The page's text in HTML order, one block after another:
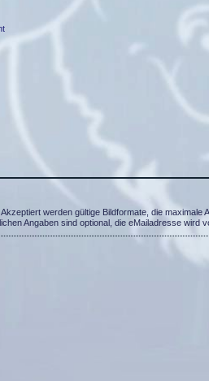
Akzeptiert werden gültige Bildformate, die maximale
Angaben sind optional, die eMailadresse wird